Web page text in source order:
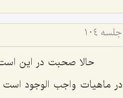
جلسه ۱۰۴
حالا صحبت در این است
در ماهیات واجب الوجود